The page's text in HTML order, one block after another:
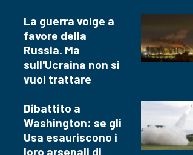
La guerra volge a
favore della
Russia. Ma
sull'Ucraina non si
vuol trattare
Dibattito a
Washington: se gli
Usa esauriscono i
loro arsenali di